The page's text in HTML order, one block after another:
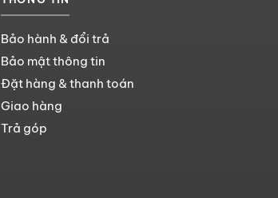
Bảo hành & đổi trả
Bảo mật thông tin
Đặt hàng & thanh toán
Giao hàng
Trả góp